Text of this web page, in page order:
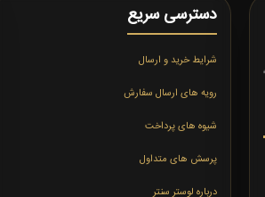
دسترسی سریع
شرایط خرید و ارسال
رویه های ارسال سفارش
شیوه های پرداخت
پرسش های متداول
درباره لوستر سنتر